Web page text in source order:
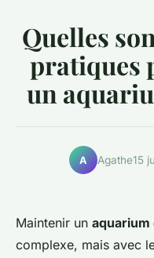
Quelles
pratiques
un
A Agathe15
Maintenir un aquarium
complexe, mais avec